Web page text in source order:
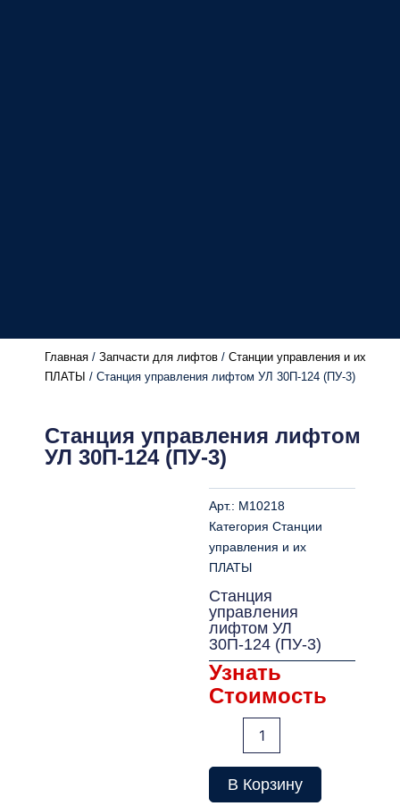
Главная / Запчасти для лифтов / Станции управления и их
ПЛАТЫ / Станция управления лифтом УЛ 30П-124 (ПУ-3)
Станция управления лифтом
УЛ 30П-124 (ПУ-3)
Арт.: M10218
Категория Станции
управления и их
ПЛАТЫ
Станция
управления
лифтом УЛ
30П-124 (ПУ-3)
Узнать
Стоимость
управления
лифтом
В Корзину